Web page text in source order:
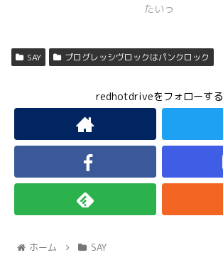
たいっ
SAY プログレッシヴロックはパンクロック
redhotdriveをフォローする
ホーム SAY